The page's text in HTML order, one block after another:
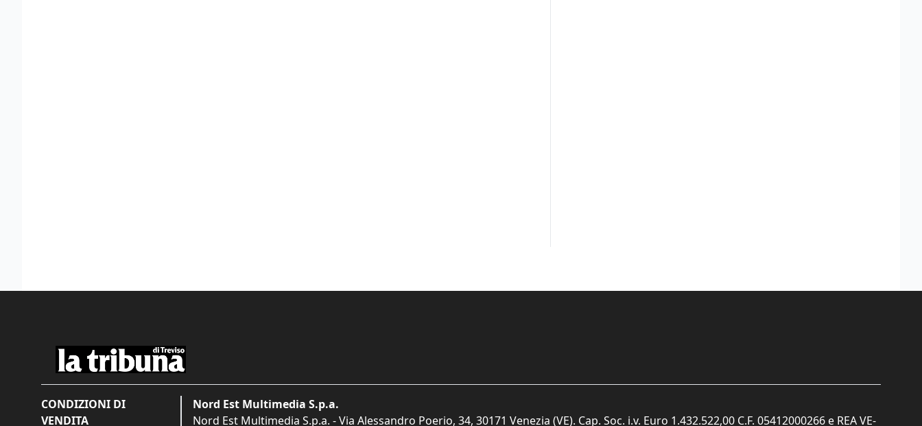
CONDIZIONI DI
VENDITA
Nord Est Multimedia S.p.a.
Nord Est Multimedia S.p.a. - Via Alessandro Poerio, 34, 30171 Venezia (VE). Cap. Soc. i.v. Euro 1.432.522,00 C.F. 05412000266 e REA VE-